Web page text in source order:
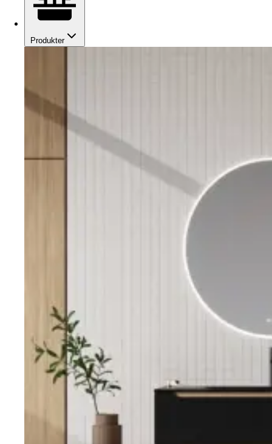
Produkter